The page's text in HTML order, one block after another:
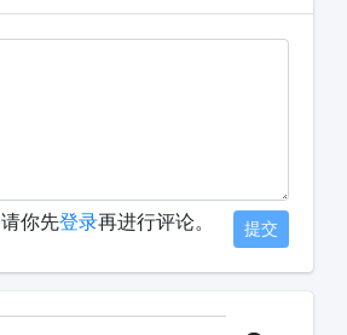
请你先登录再进行评论。 提交